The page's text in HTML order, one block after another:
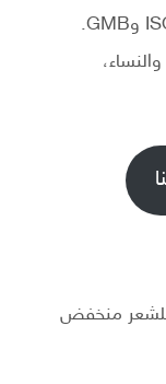
للشعر منخفض